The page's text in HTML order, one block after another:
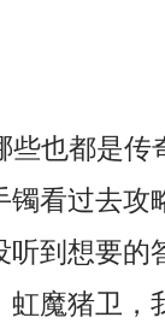
也都是传
看过去攻
到想要的
魔猪卫，